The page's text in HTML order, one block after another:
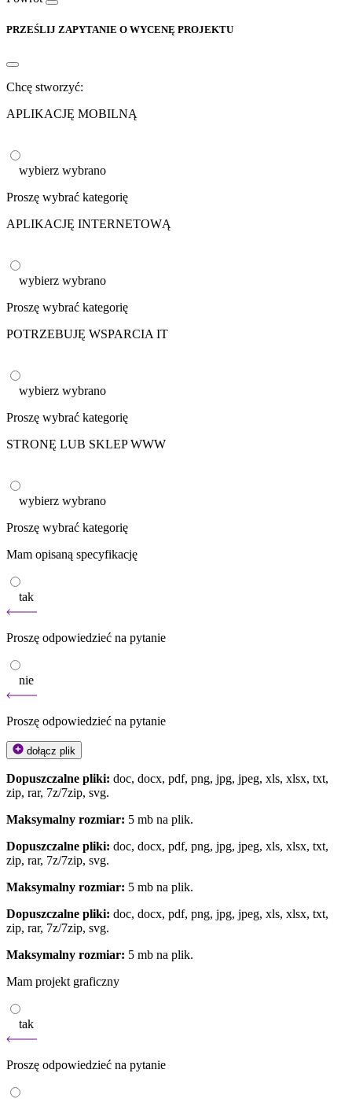
PRZEŚLIJ ZAPYTANIE O WYCENĘ PROJEKTU
Chcę stworzyć:
APLIKACJĘ MOBILNĄ
wybierz wybrano
Proszę wybrać kategorię
APLIKACJĘ INTERNETOWĄ
wybierz wybrano
Proszę wybrać kategorię
POTRZEBUJĘ WSPARCIA IT
wybierz wybrano
Proszę wybrać kategorię
STRONĘ LUB SKLEP WWW
wybierz wybrano
Proszę wybrać kategorię
Mam opisaną specyfikację
tak
Proszę odpowiedzieć na pytanie
nie
Proszę odpowiedzieć na pytanie
dołącz plik
Dopuszczalne pliki: doc, docx, pdf, png, jpg, jpeg, xls, xlsx, txt,
zip, rar, 7z/7zip, svg.
Maksymalny rozmiar: 5 mb na plik.
Dopuszczalne pliki: doc, docx, pdf, png, jpg, jpeg, xls, xlsx, txt,
zip, rar, 7z/7zip, svg.
Maksymalny rozmiar: 5 mb na plik.
Dopuszczalne pliki: doc, docx, pdf, png, jpg, jpeg, xls, xlsx, txt,
zip, rar, 7z/7zip, svg.
Maksymalny rozmiar: 5 mb na plik.
Mam projekt graficzny
tak
Proszę odpowiedzieć na pytanie